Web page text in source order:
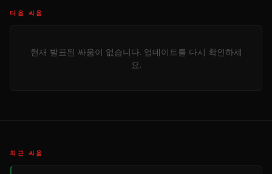
다음 싸움
현재 발표된 싸움이 없습니다. 업데이트를 다시 확인하세
요.
최근 싸움